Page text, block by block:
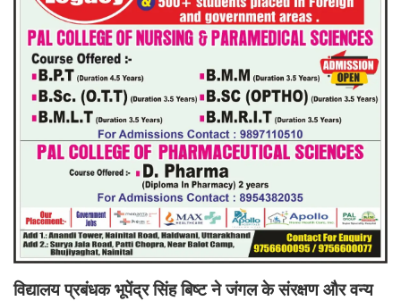
विद्यालय प्रबंधक भूपेंद्र सिंह बिष्ट ने जंगल के संरक्षण और वन्य